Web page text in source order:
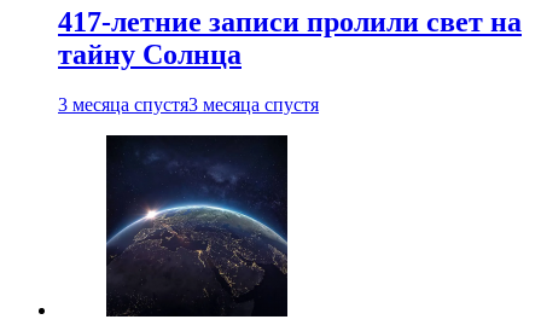
417-летние записи пролили свет на
тайну Солнца
3 месяца спустя3 месяца спустя